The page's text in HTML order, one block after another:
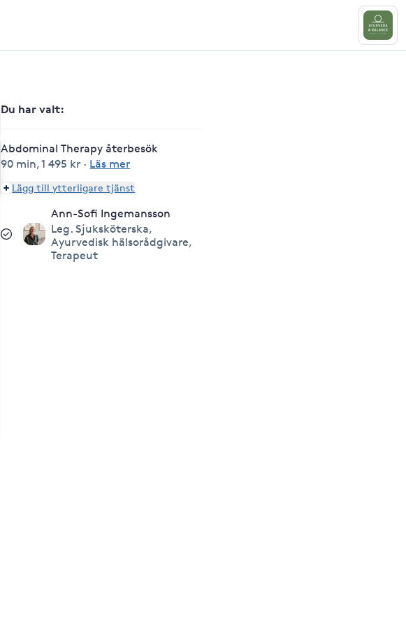
Du har valt:
Abdominal Therapy återbesök
90 min,1 495 kr · Läs mer
Lägg till ytterligare tjänst
Ann-Sofi Ingemansson
Leg. Sjuksköterska,
Ayurvedisk hälsorådgivare,
Terapeut